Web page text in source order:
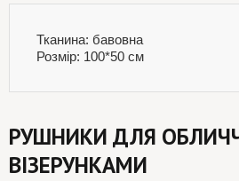
Тканина: бавовна
Розмір: 100*50 см
РУШНИКИ ДЛЯ
ВІЗЕРУНКАМИ